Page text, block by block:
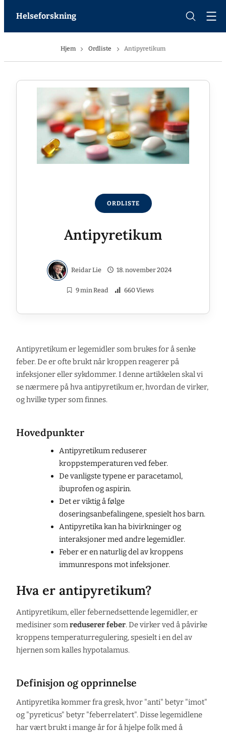
Helseforskning
Hjem Ordliste Antipyretikum
ORDLISTE
Antipyretikum
Reidar Lie 18. november 2024
9 min Read 660 Views
Antipyretikum er legemidler som brukes for å senke
feber. De er ofte brukt når kroppen reagerer på
infeksjoner eller sykdommer. I denne artikkelen skal vi
se nærmere på hva antipyretikum er, hvordan de virker,
og hvilke typer som finnes.
Hovedpunkter
Antipyretikum reduserer
kroppstemperaturen ved feber.
De vanligste typene er paracetamol,
ibuprofen og aspirin.
Det er viktig å følge
doseringsanbefalingene, spesielt hos barn.
Antipyretika kan ha bivirkninger og
interaksjoner med andre legemidler.
Feber er en naturlig del av kroppens
immunrespons mot infeksjoner.
Hva er antipyretikum?
Antipyretikum, eller febernedsettende legemidler, er
medisiner somreduserer feber. De virker ved å påvirke
kroppens temperaturregulering, spesielt i en del av
hjernen som kalles hypotalamus.
Definisjon og opprinnelse
Antipyretika kommer fra gresk, hvor "anti" betyr "imot"
og "pyreticus" betyr "feberrelatert". Disse legemidlene
har vært brukt i mange år for å hjelpe folk med å